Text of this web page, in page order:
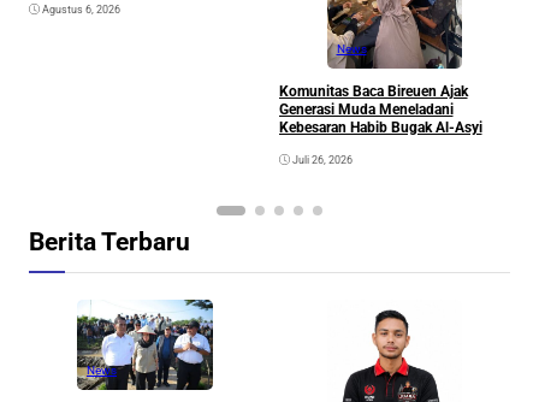
Agustus 6, 2026
News
Komunitas Baca Bireuen Ajak
Generasi Muda Meneladani
Kebesaran Habib Bugak Al-Asyi
Juli 26, 2026
Berita Terbaru
News